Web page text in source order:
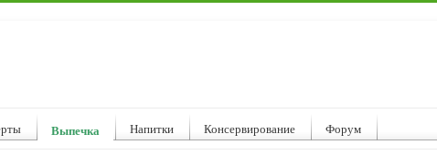
Выпечка Напитки Консервирование Форум